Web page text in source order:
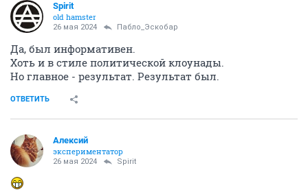
Spirit
old hamster
26 мая 2024 Пабло_Эскобар
Да, был информативен.
Хоть и в стиле политической клоунады.
Но главное - результат. Результат был.
ОТВЕТИТЬ
Алексий
экспериментатор
26 мая 2024 Spirit